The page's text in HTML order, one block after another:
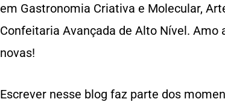
em Gastronomia Criativa e Molecular,
Confeitaria Avançada de Alto Nível. Amo
novas!
Escrever nesse blog faz parte dos